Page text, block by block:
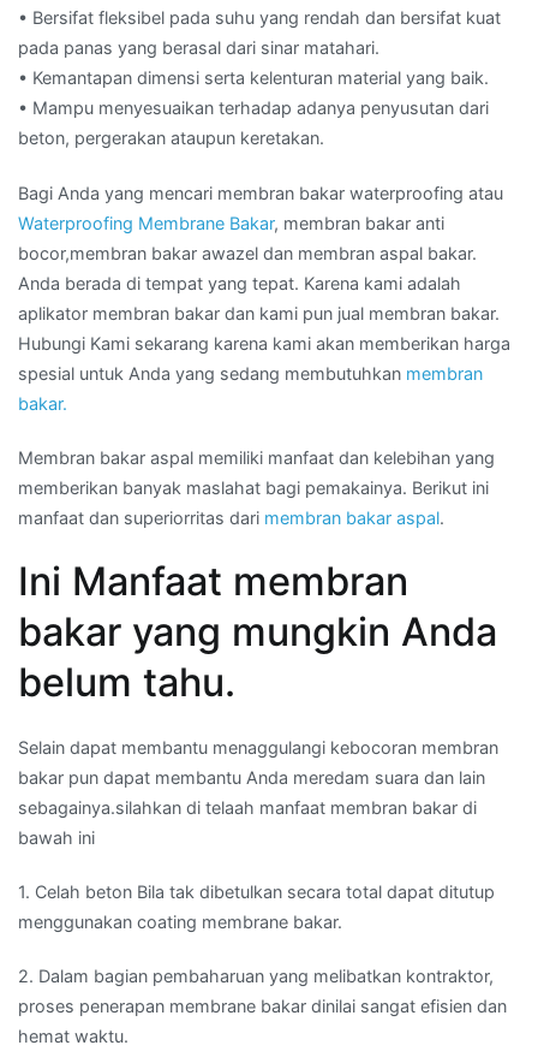
• Bersifat fleksibel pada suhu yang rendah dan bersifat kuat
pada panas yang berasal dari sinar matahari.
• Kemantapan dimensi serta kelenturan material yang baik.
• Mampu menyesuaikan terhadap adanya penyusutan dari
beton, pergerakan ataupun keretakan.
Bagi Anda yang mencari membran bakar waterproofing atau
Waterproofing Membrane Bakar, membran bakar anti
bocor,membran bakar awazel dan membran aspal bakar.
Anda berada di tempat yang tepat. Karena kami adalah
aplikator membran bakar dan kami pun jual membran bakar.
Hubungi Kami sekarang karena kami akan memberikan harga
spesial untuk Anda yang sedang membutuhkan membran
bakar.
Membran bakar aspal memiliki manfaat dan kelebihan yang
memberikan banyak maslahat bagi pemakainya. Berikut ini
manfaat dan superiorritas dari membran bakar aspal.
Ini Manfaat membran
bakar yang mungkin Anda
belum tahu.
Selain dapat membantu menaggulangi kebocoran membran
bakar pun dapat membantu Anda meredam suara dan lain
sebagainya.silahkan di telaah manfaat membran bakar di
bawah ini
1. Celah beton Bila tak dibetulkan secara total dapat ditutup
menggunakan coating membrane bakar.
2. Dalam bagian pembaharuan yang melibatkan kontraktor,
proses penerapan membrane bakar dinilai sangat efisien dan
hemat waktu.